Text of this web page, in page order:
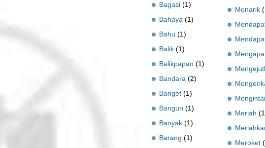
Bagasi (1)
Bahaya (1)
Bahu (1)
Balik (1)
Balikpapan (1)
Bandara (2)
Banget (1)
Bangun (1)
Banyak (1)
Barang (1)
Menarik
Mengapa
Mengintai
Meriah
Meroket